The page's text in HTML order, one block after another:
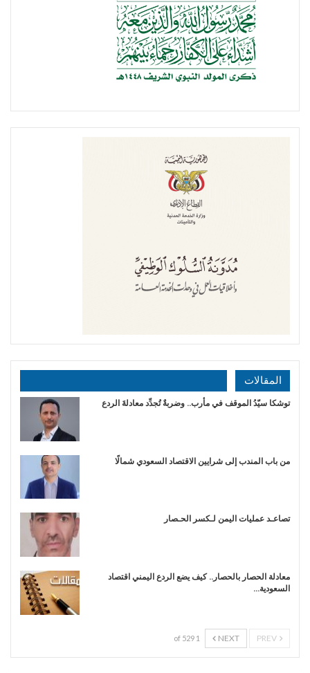
المقالات
توشكا سيّدُ الموقف في مأرب.. وضربةٌ تُجدِّد معادلةَ الردع
من باب المندب إلى شرايين الاقتصاد السعودي شمالًا
تصاعـد عمليات اليمن لـكسر الحـصار
معادلة الحصار بالحصار.. كيف يضع الردع اليمني اقتصاد
السعودية…
NEXT
1 of 529